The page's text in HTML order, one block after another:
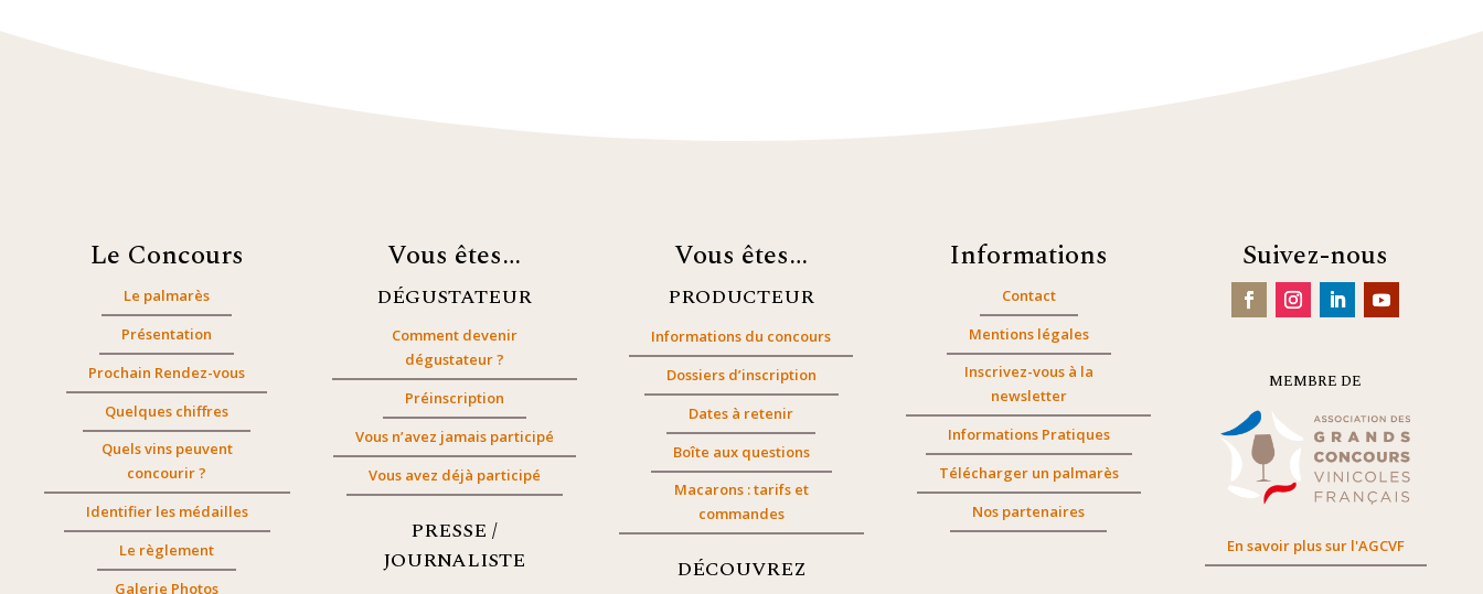
Le Concours
Le palmarès
Présentation
Prochain Rendez-vous
Quelques chiffres
Quels vins peuvent
concourir ?
Identifier les médailles
Le règlement
Galerie Photos
Vous êtes…
DÉGUSTATEUR
Comment devenir
dégustateur ?
Préinscription
Vous n’avez jamais participé
Vous avez déjà participé
PRESSE /
JOURNALISTE
Vous êtes…
PRODUCTEUR
Informations du concours
Dossiers d’inscription
Dates à retenir
Boîte aux questions
Macarons : tarifs et
commandes
DÉCOUVREZ
Informations
Contact
Mentions légales
Inscrivez-vous à la
newsletter
Informations Pratiques
Télécharger un palmarès
Nos partenaires
Suivez-nous
MEMBRE DE
En savoir plus sur l'AGCVF